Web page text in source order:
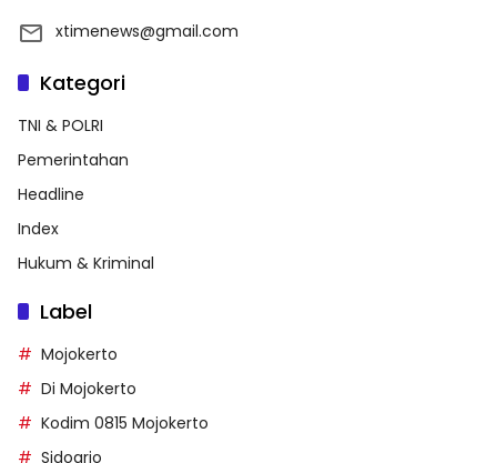
xtimenews@gmail.com
Kategori
TNI & POLRI
Pemerintahan
Headline
Index
Hukum & Kriminal
Label
Mojokerto
Di Mojokerto
Kodim 0815 Mojokerto
Sidoarjo